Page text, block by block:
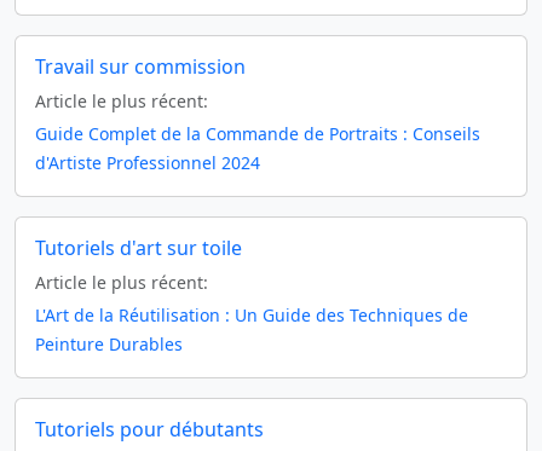
Travail sur commission
Article le plus récent:
Guide Complet de la Commande de Portraits : Conseils
d'Artiste Professionnel 2024
Tutoriels d'art sur toile
Article le plus récent:
L'Art de la Réutilisation : Un Guide des Techniques de
Peinture Durables
Tutoriels pour débutants